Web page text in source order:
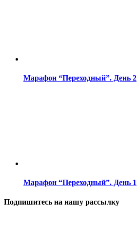
Марафон “Переходный”. День 2
Марафон “Переходный”. День 1
Подпишитесь на нашу рассылку